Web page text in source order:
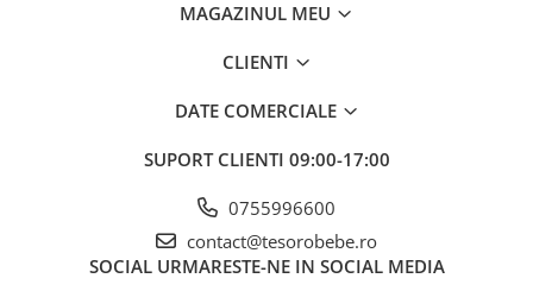
MAGAZINUL MEU
CLIENTI
DATE COMERCIALE
SUPORT CLIENTI 09:00-17:00
0755996600
contact@tesorobebe.ro
SOCIAL URMARESTE-NE IN SOCIAL MEDIA